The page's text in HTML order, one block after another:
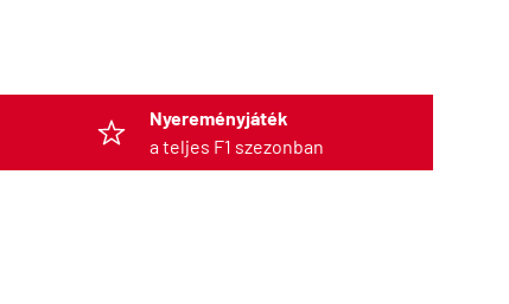
Nyereményjáték
a teljes F1 szezonban